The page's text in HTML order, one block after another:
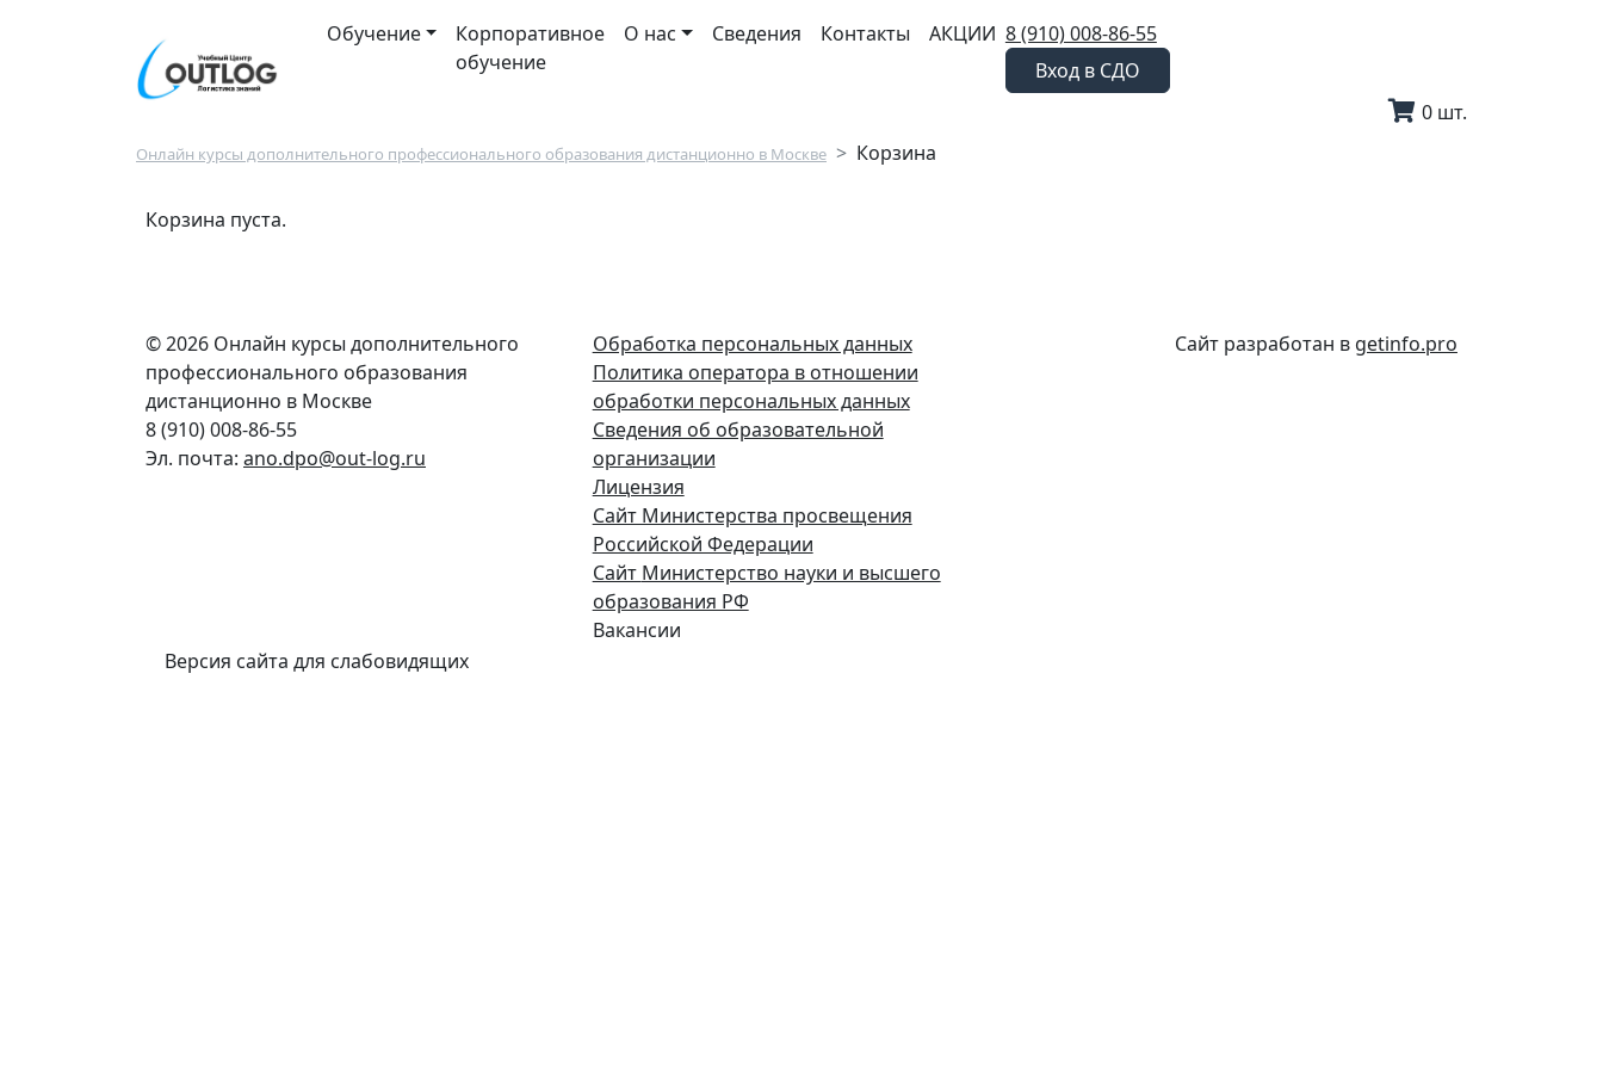
Main navigation
Обучение
Корпоративное
обучение
О нас Сведения Контакты АКЦИИ 8 (910) 008-86-55
Вход в СДО
0 шт.
Строка навигации
Онлайн курсы дополнительного профессионального образования дистанционно в Москве Корзина
Корзина пуста.
© 2026 Онлайн курсы дополнительного
профессионального образования
дистанционно в Москве
8 (910) 008-86-55
Эл. почта: ano.dpo@out-log.ru
Обработка персональных данных
Политика оператора в отношении
обработки персональных данных
Сведения об образовательной
организации
Лицензия
Сайт Министерства просвещения
Российской Федерации
Сайт Министерство науки и высшего
образования РФ
Вакансии
Сайт разработан в getinfo.pro